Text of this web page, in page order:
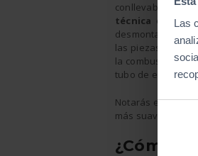
Las
conllevaba un
técnica en la
desmontarlo.
las piezas
la combustión
tubo de escape.
Notarás el
más suavemente,
¿Cómo